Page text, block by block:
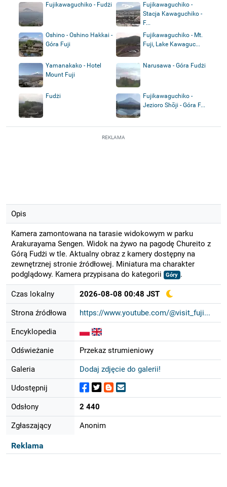
Fujikawaguchiko - Fudżi
Fujikawaguchiko -
Stacja Kawaguchiko -
F...
Oshino - Oshino Hakkai -
Góra Fuji
Fujikawaguchiko - Mt.
Fuji, Lake Kawaguc...
Yamanakako - Hotel
Mount Fuji
Narusawa - Góra Fudżi
Fudżi
Fujikawaguchiko -
Jezioro Shōji - Góra F...
REKLAMA
Opis
Kamera zamontowana na tarasie widokowym w parku
Arakurayama Sengen. Widok na żywo na pagodę Chureito z
Górą Fudżi w tle. Aktualny obraz z kamery dostępny na
zewnętrznej stronie źródłowej. Miniatura ma charakter
podglądowy. Kamera przypisana do kategorii
Góry .
Czas lokalny 2026-08-08 00:48 JST
Strona źródłowa https://www.youtube.com/@visit_fuji...
Encyklopedia
Odświeżanie Przekaz strumieniowy
Galeria Dodaj zdjęcie do galerii!
Udostępnij
Odsłony 2 440
Zgłaszający Anonim
Reklama